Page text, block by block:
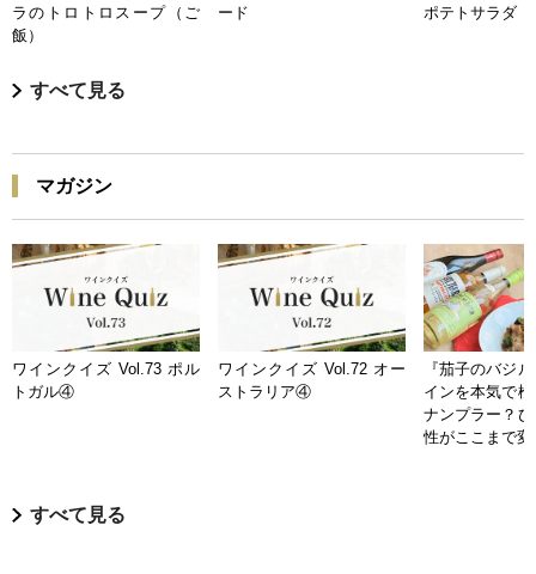
ラのトロトロスープ（ご
飯）
ード
ポテトサラダ
すべて見る
マガジン
ワインクイズ Vol.73 ポル
トガル④
ワインクイズ Vol.72 オー
ストラリア④
『茄子のバジ
インを本気で
ナンプラー？
性がここまで
すべて見る